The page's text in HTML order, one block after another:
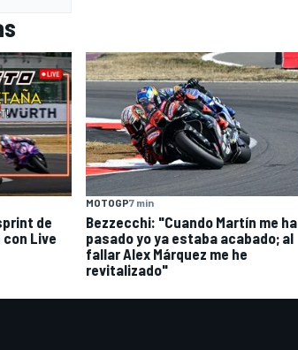
de
Live
MOTOGP7 min
Bezzecchi: "Cuando Martín me ha
pasado yo ya estaba acabado; al
fallar Alex Márquez me he
revitalizado"